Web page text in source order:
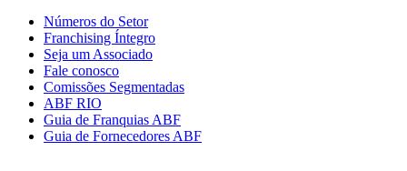
Números do Setor
Franchising Íntegro
Seja um Associado
Fale conosco
Comissões Segmentadas
ABF RIO
Guia de Franquias ABF
Guia de Fornecedores ABF